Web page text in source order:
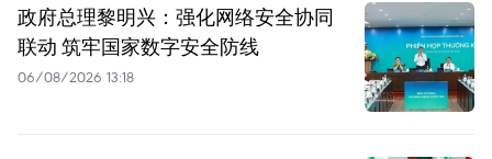
政府总理黎明兴：强化网络安全协同
联动 筑牢国家数字安全防线
06/08/2026 13:18